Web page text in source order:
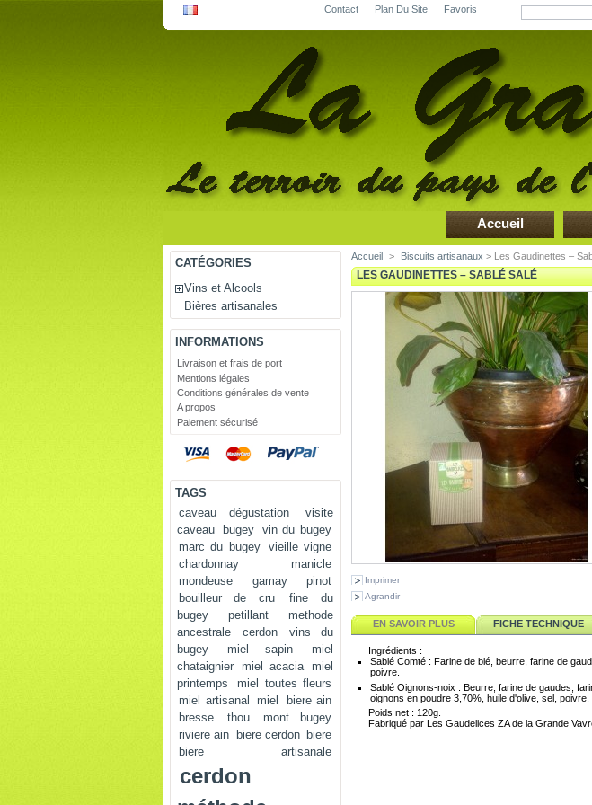
Contact Plan Du Site Favoris
Accueil
CATÉGORIES
Vins et Alcools
Bières artisanales
INFORMATIONS
Livraison et frais de port
Mentions légales
Conditions générales de vente
A propos
Paiement sécurisé
TAGS
caveau dégustation
visite
caveau
bugey vin du bugey
marc du bugey
vieille vigne
chardonnay
manicle
mondeuse
gamay
pinot
bouilleur de cru
fine du
bugey
petillant
methode
ancestrale
cerdon
vins du
bugey
miel sapin
miel
chataignier
miel acacia
miel
printemps
miel toutes fleurs
miel artisanal
miel
biere ain
bresse
thou
mont bugey
riviere ain
biere cerdon biere
biere artisanale
cerdon
Accueil > Biscuits artisanaux > Les Gaudinettes –
LES GAUDINETTES – SABLÉ SALÉ
Imprimer
Agrandir
EN SAVOIR PLUS FICHE TECHNIQUE
Ingrédients :
Sablé Comté : Farine de blé, beurre, farine de
poivre.
Sablé Oignons-noix : Beurre, farine de gaudes,
oignons en poudre 3,70%, huile d'olive, sel, poivre.
Poids net : 120g.
Fabriqué par Les Gaudelices ZA de la Grande